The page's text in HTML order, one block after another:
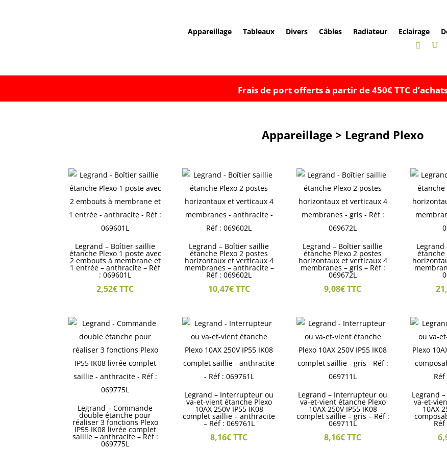
Appareillage Tableaux Divers Câbles Radiateur Eclairage
Frais de port offerts à partir de 450€ TTC
Appareillage > Legrand Plexo
Legrand – Boîtier saillie
étanche Plexo 1 poste avec
2 embouts à membrane et
1 entrée – anthracite – Réf
: 069601L
2,52€TTC
Legrand – Boîtier saillie
étanche Plexo 2 postes
horizontaux et verticaux 4
membranes – anthracite –
Réf : 069602L
10,47€ TTC
Legrand – Boîtier saillie
étanche Plexo 2 postes
horizontaux et verticaux 4
membranes – gris – Réf :
069672L
9,08€TTC
étanche
Legrand – Commande
double étanche pour
réaliser 3 fonctions Plexo
IP55 IK08 livrée complet
saillie – anthracite – Réf :
069775L
Legrand – Interrupteur ou
va-et-vient étanche Plexo
10AX 250V IP55 IK08
complet saillie – anthracite
– Réf : 069761L
8,16€TTC
Legrand – Interrupteur ou
va-et-vient étanche Plexo
10AX 250V IP55 IK08
complet saillie – gris – Réf :
069711L
8,16€TTC
Legrand
va-et-
10AX
Réf